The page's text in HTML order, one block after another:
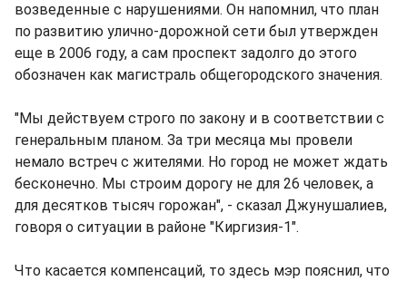
возведенные с нарушениями. Он напомнил, что план
по развитию улично-дорожной сети был утвержден
еще в 2006 году, а сам проспект задолго до этого
обозначен как магистраль общегородского значения.
"Мы действуем строго по закону и в соответствии с
генеральным планом. За три месяца мы провели
немало встреч с жителями. Но город не может ждать
бесконечно. Мы строим дорогу не для 26 человек, а
для десятков тысяч горожан", - сказал Джунушалиев,
говоря о ситуации в районе "Киргизия-1".
Что касается компенсаций, то здесь мэр пояснил, что